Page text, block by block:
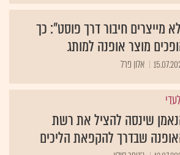
מייצרים חיבור דרך פוסט": כך
מוצר אופנה למותג
אלון פרל
שינסה להציל את רשת
שבדרך להקפאת הליכים